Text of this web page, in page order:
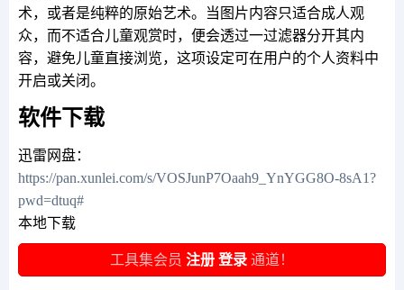
术，或者是纯粹的原始艺术。当图片内容只适合成人观
众，而不适合儿童观赏时，便会透过一过滤器分开其内
容，避免儿童直接浏览，这项设定可在用户的个人资料中
开启或关闭。
软件下载
迅雷网盘：
https://pan.xunlei.com/s/VOSJunP7Oaah9_YnYGG8O-8sA1?
pwd=dtuq#
本地下载
工具集会员 注册 登录 通道！